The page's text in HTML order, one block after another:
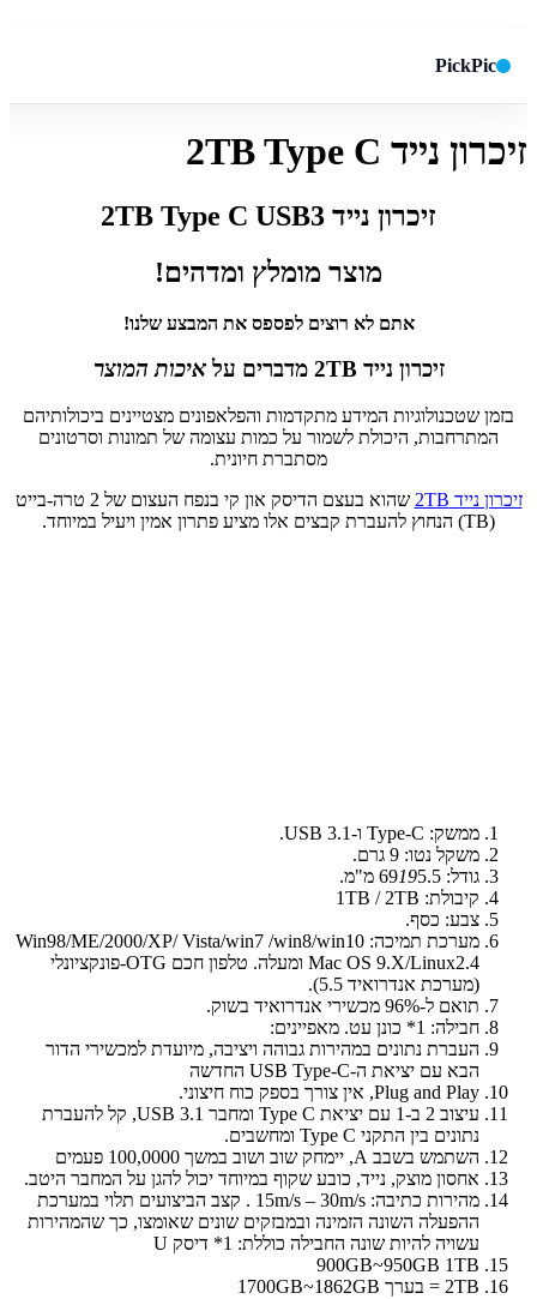
PickPic
חיפוש באתר
זיכרון נייד 2TB Type C
זיכרון נייד 2TB Type C USB3
מוצר מומלץ ומדהים!
אתם לא רוצים לפספס את המבצע שלנו!
זיכרון נייד 2TB מדברים על איכות המוצר
בזמן שטכנולוגיות המידע מתקדמות והפלאפונים מצטיינים ביכולותיהם
המתרחבות, היכולת לשמור על כמות עצומה של תמונות וסרטונים
מסתברת חיונית.
זיכרון נייד 2TB
שהוא בעצם הדיסק און קי בנפח העצום של 2 טרה-בייט
(TB) הנחוץ להעברת קבצים אלו מציע פתרון אמין ויעיל במיוחד.
ממשק: Type-C ו-USB 3.1.
משקל נטו: 9 גרם.
גודל: 69
195.5 מ"מ.
קיבולת: 1TB / 2TB
צבע: כסף.
מערכת תמיכה: Win98/ME/2000/XP/ Vista/win7 /win8/win10
Mac OS 9.X/Linux2.4 ומעלה. טלפון חכם OTG-פונקציונלי
(מערכת אנדרואיד 5.5).
תואם ל-96% מכשירי אנדרואיד בשוק.
חבילה: 1* כונן עט. מאפיינים:
העברת נתונים במהירות גבוהה ויציבה, מיועדת למכשירי הדור
הבא עם יציאת ה-USB Type-C החדשה
Plug and Play, אין צורך בספק כוח חיצוני.
עיצוב 2 ב-1 עם יציאת Type C ומחבר USB 3.1, קל להעברת
נתונים בין התקני Type C ומחשבים.
השתמש בשבב A, יימחק שוב ושוב במשך 100,0000 פעמים
אחסון מוצק, נייד, כובע שקוף במיוחד יכול להגן על המחבר היטב.
מהירות כתיבה: 15m/s – 30m/s . קצב הביצועים תלוי במערכת
ההפעלה השונה הזמינה ובמבזקים שונים שאומצו, כך שהמהירות
עשויה להיות שונה החבילה כוללת: 1* דיסק U
900GB~950GB 1TB
2TB = בערך 1700GB~1862GB